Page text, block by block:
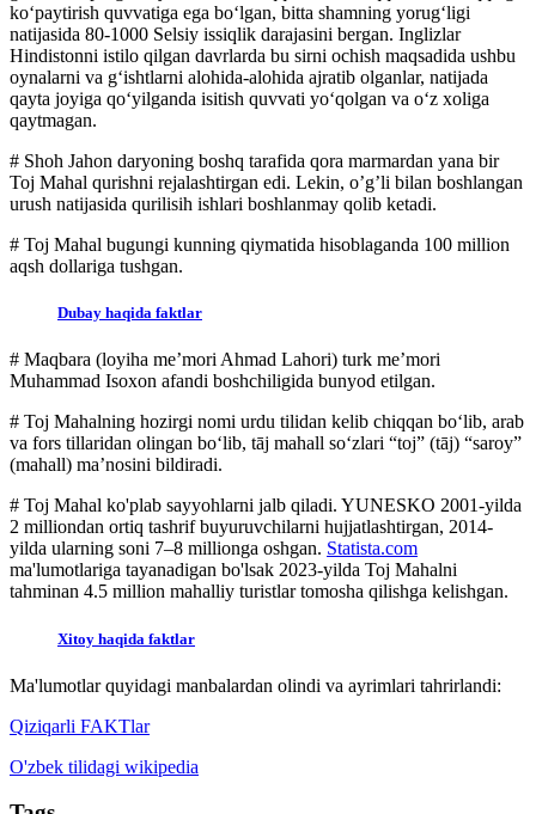
ko‘paytirish quvvatiga ega bo‘lgan, bitta shamning yorug‘ligi
natijasida 80-1000 Selsiy issiqlik darajasini bergan. Inglizlar
Hindistonni istilo qilgan davrlarda bu sirni ochish maqsadida ushbu
oynalarni va g‘ishtlarni alohida-alohida ajratib olganlar, natijada
qayta joyiga qo‘yilganda isitish quvvati yo‘qolgan va o‘z xoliga
qaytmagan.
# Shoh Jahon daryoning boshq tarafida qora marmardan yana bir
Toj Mahal qurishni rejalashtirgan edi. Lekin, o’g’li bilan boshlangan
urush natijasida qurilisih ishlari boshlanmay qolib ketadi.
# Toj Mahal bugungi kunning qiymatida hisoblaganda 100 million
aqsh dollariga tushgan.
Dubay haqida faktlar
# Maqbara (loyiha meʼmori Ahmad Lahori) turk meʼmori
Muhammad Isoxon afandi boshchiligida bunyod etilgan.
# Toj Mahalning hozirgi nomi urdu tilidan kelib chiqqan boʻlib, arab
va fors tillaridan olingan boʻlib, tāj mahall soʻzlari “toj” (tāj) “saroy”
(mahall) maʼnosini bildiradi.
# Toj Mahal ko'plab sayyohlarni jalb qiladi. YUNESKO 2001-yilda
2 milliondan ortiq tashrif buyuruvchilarni hujjatlashtirgan, 2014-
yilda ularning soni 7–8 millionga oshgan. Statista.com
ma'lumotlariga tayanadigan bo'lsak 2023-yilda Toj Mahalni
tahminan 4.5 million mahalliy turistlar tomosha qilishga kelishgan.
Xitoy haqida faktlar
Ma'lumotlar quyidagi manbalardan olindi va ayrimlari tahrirlandi:
Qiziqarli FAKTlar
O'zbek tilidagi wikipedia